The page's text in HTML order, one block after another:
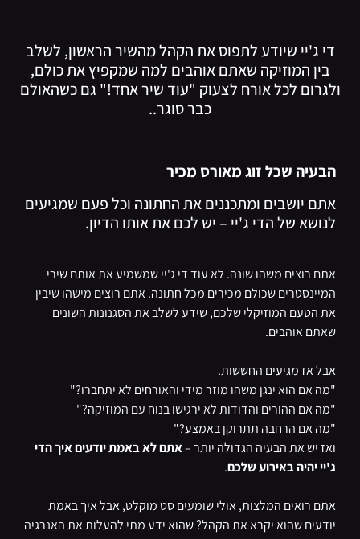
די ג'יי שיודע לתפוס את הקהל מהשיר הראשון, לשלב
בין המוזיקה שאתם אוהבים למה שמקפיץ את כולם,
ולגרום לכל אורח לצעוק "עוד שיר אחד!" גם כשהאולם
כבר סוגר..
הבעיה שכל זוג מאורס מכיר
אתם יושבים ומתכננים את החתונה וכל פעם שמגיעים
לנושא של הדי ג'יי – יש לכם את אותו הדיון.
אתם רוצים משהו שונה. לא עוד די ג'יי שמשמיע את אותם שירי
המיינסטרים שכולם מכירים מכל חתונה. אתם רוצים מישהו שיבין
את הטעם המוזיקלי שלכם, שידע לשלב את הסגנונות השונים
שאתם אוהבים.
אבל אז מגיעים החששות.
"מה אם הוא ינגן משהו מוזר מידי והאורחים לא יתחברו?"
"מה אם ההורים והדודות לא ירגישו בנוח עם המוזיקה?"
"מה אם הרחבה תתרוקן באמצע?"
ואז יש את הבעיה הגדולה יותר –אתם לא באמת יודעים איך הדי
ג'יי יהיה באירוע שלכם.
אתם רואים המלצות, אולי שומעים סט מוקלט, אבל איך באמת
יודעים שהוא יקרא את הקהל? שהוא ידע מתי להעלות את האנרגיה